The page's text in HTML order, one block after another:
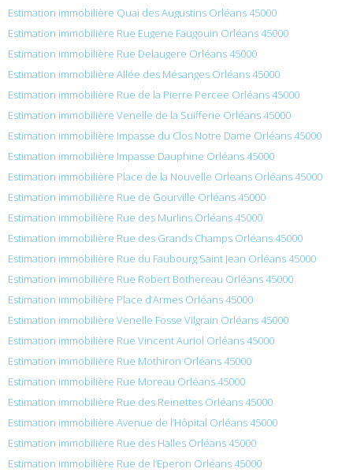
Estimation immobilière Quai des Augustins Orléans 45000
Estimation immobilière Rue Eugene Faugouin Orléans 45000
Estimation immobilière Rue Delaugere Orléans 45000
Estimation immobilière Allée des Mésanges Orléans 45000
Estimation immobilière Rue de la Pierre Percee Orléans 45000
Estimation immobilière Venelle de la Suifferie Orléans 45000
Estimation immobilière Impasse du Clos Notre Dame Orléans 45000
Estimation immobilière Impasse Dauphine Orléans 45000
Estimation immobilière Place de la Nouvelle Orleans Orléans 45000
Estimation immobilière Rue de Gourville Orléans 45000
Estimation immobilière Rue des Murlins Orléans 45000
Estimation immobilière Rue des Grands Champs Orléans 45000
Estimation immobilière Rue du Faubourg Saint Jean Orléans 45000
Estimation immobilière Rue Robert Bothereau Orléans 45000
Estimation immobilière Place d’Armes Orléans 45000
Estimation immobilière Venelle Fosse Vilgrain Orléans 45000
Estimation immobilière Rue Vincent Auriol Orléans 45000
Estimation immobilière Rue Mothiron Orléans 45000
Estimation immobilière Rue Moreau Orléans 45000
Estimation immobilière Rue des Reinettes Orléans 45000
Estimation immobilière Avenue de l’Hôpital Orléans 45000
Estimation immobilière Rue des Halles Orléans 45000
Estimation immobilière Rue de l’Eperon Orléans 45000